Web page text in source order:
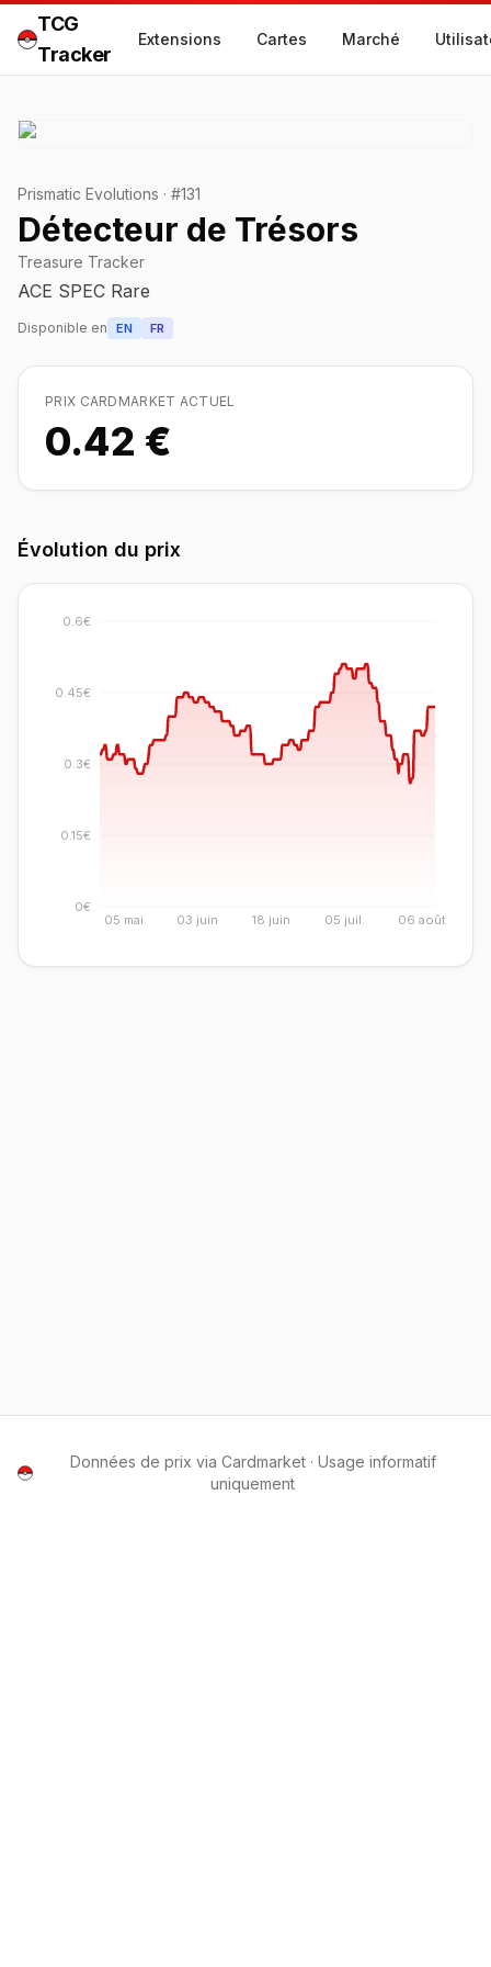
TCG
Tracker
Extensions Cartes Marché
Prismatic Evolutions · #131
Détecteur de Trésors
Treasure Tracker
ACE SPEC Rare
Disponible en EN FR
PRIX CARDMARKET ACTUEL
0.42 €
Évolution du prix
05 mai 03 juin 18 juin 05 juil. 06 août
0€
0.15€
0.3€
0.45€
0.6€
Données de prix via Cardmarket · Usage informatif
uniquement